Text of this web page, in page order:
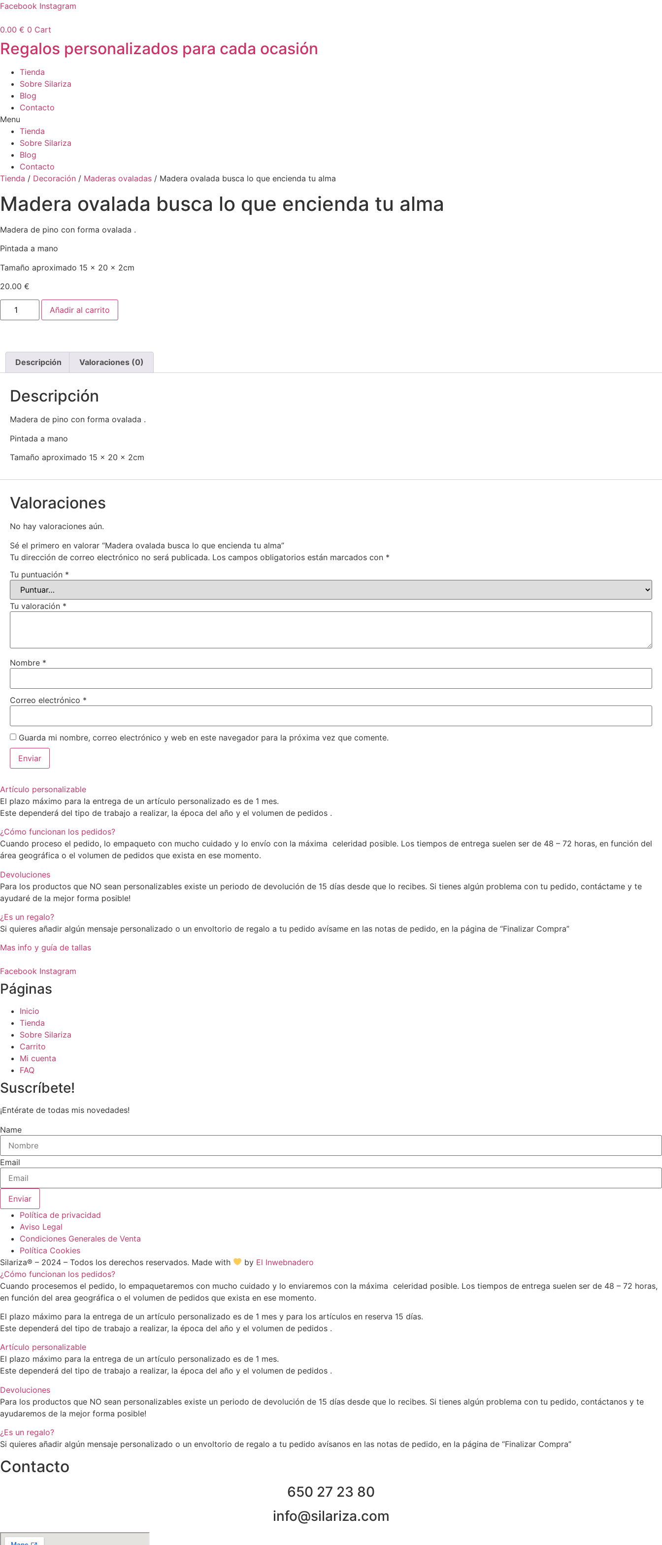
Ir
contenido
Facebook Instagram
0.00 € 0 Cart
Regalos personalizados para cada ocasión
Tienda
Sobre Silariza
Blog
Contacto
Menu
Tienda
Sobre Silariza
Blog
Contacto
Tienda / Decoración / Maderas ovaladas / Madera ovalada busca lo que encienda tu alma
Madera ovalada busca lo que encienda tu alma
Madera de pino con forma ovalada .
Pintada a mano
Tamaño aproximado 15 x 20 x 2cm
20.00 €
Madera
ovalada
busca
tu
alma
cantidad
Añadir al carrito
Descripción Valoraciones (0)
Descripción
Madera de pino con forma ovalada .
Pintada a mano
Tamaño aproximado 15 x 20 x 2cm
Valoraciones
No hay valoraciones aún.
Sé el primero en valorar “Madera ovalada busca lo que encienda tu alma”
Tu dirección de correo electrónico no será publicada. Los campos obligatorios están marcados con *
Tu puntuación *
Tu valoración *
Nombre *
Correo electrónico *
Guarda mi nombre, correo electrónico y web en este navegador para la próxima vez que comente.
Artículo personalizable
El plazo máximo para la entrega de un artículo personalizado es de 1 mes.
Este dependerá del tipo de trabajo a realizar, la época del año y el volumen de pedidos .
¿Cómo funcionan los pedidos?
Cuando proceso el pedido, lo empaqueto con mucho cuidado y lo envío con la máxima celeridad posible. Los tiempos de entrega suelen ser de 48 – 72 horas, en función del
área geográfica o el volumen de pedidos que exista en ese momento.
Devoluciones
Para los productos que NO sean personalizables existe un periodo de devolución de 15 días desde que lo recibes. Si tienes algún problema con tu pedido, contáctame y te
ayudaré de la mejor forma posible!
¿Es un regalo?
Si quieres añadir algún mensaje personalizado o un envoltorio de regalo a tu pedido avísame en las notas de pedido, en la página de “Finalizar Compra”
Mas info y guía de tallas
Facebook Instagram
Páginas
Inicio
Tienda
Sobre Silariza
Carrito
Mi cuenta
FAQ
Suscríbete!
¡Entérate de todas mis novedades!
Name
Email
Enviar
Política de privacidad
Aviso Legal
Condiciones Generales de Venta
Política Cookies
Silariza® – 2024 – Todos los derechos reservados. Made with
by El Inwebnadero
¿Cómo funcionan los pedidos?
Cuando procesemos el pedido, lo empaquetaremos con mucho cuidado y lo enviaremos con la máxima celeridad posible. Los tiempos de entrega suelen ser de 48 – 72 horas,
en función del area geográfica o el volumen de pedidos que exista en ese momento.
El plazo máximo para la entrega de un artículo personalizado es de 1 mes y para los artículos en reserva 15 días.
Este dependerá del tipo de trabajo a realizar, la época del año y el volumen de pedidos .
Artículo personalizable
El plazo máximo para la entrega de un artículo personalizado es de 1 mes.
Este dependerá del tipo de trabajo a realizar, la época del año y el volumen de pedidos .
Devoluciones
Para los productos que NO sean personalizables existe un periodo de devolución de 15 días desde que lo recibes. Si tienes algún problema con tu pedido, contáctanos y te
ayudaremos de la mejor forma posible!
¿Es un regalo?
Si quieres añadir algún mensaje personalizado o un envoltorio de regalo a tu pedido avísanos en las notas de pedido, en la página de “Finalizar Compra”
Contacto
650 27 23 80
info@silariza.com